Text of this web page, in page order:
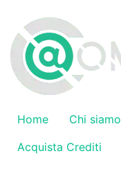
contenuto
Home Chi siamo
Acquista Crediti